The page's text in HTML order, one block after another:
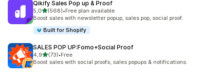
Qikify Sales Pop up & Proof
5,0de 5 estrelas
(568)
568 total de avaliações
•Free plan available
Boost sales with newsletter popup, sales pop, social proof.
Built for Shopify
SALES POP UP:Fomo+Social Proof
4,9de 5 estrelas
(73)
73 total de avaliações
•Free
Boost sales with social proofs, sales popups & notifications.